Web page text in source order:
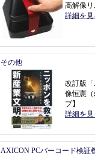
高解像
詳細を
その他
改訂版 「
像恒憲 （
プ】
詳細を
AXICON PCバーコード検証